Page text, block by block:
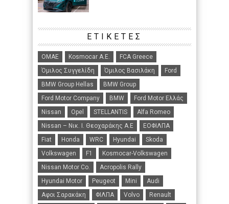
ΕΤΙΚΈΤΕΣ
ΟΜΑΕ Kosmocar Α.Ε.
FCA Greece
Όμιλος Συγγελίδη
Όμιλος Βασιλάκη
Ford
BMW Group Hellas
BMW Group
Ford Motor Company
BMW
Ford Motor Ελλάς
Nissan
Opel STELLANTIS
Alfa Romeo
Nissan – Νικ. Ι. Θεοχαράκης Α.Ε
ΕΟΦΙΛΠΑ
Fiat
Honda WRC Hyundai
Skoda
Volkswagen
F1
Kosmocar-Volkswagen
Nissan Motor Co.
Acropolis Rally
Hyundai Motor
Peugeot Mini
Audi
Αφοι Σαρακάκη
ΦΙΛΠΑ Volvo
Renault